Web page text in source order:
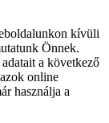
kívüli
Önnek.
a következő
online
használja a